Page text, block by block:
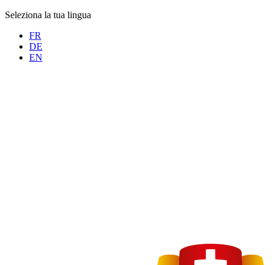
Seleziona la tua lingua
FR
DE
EN